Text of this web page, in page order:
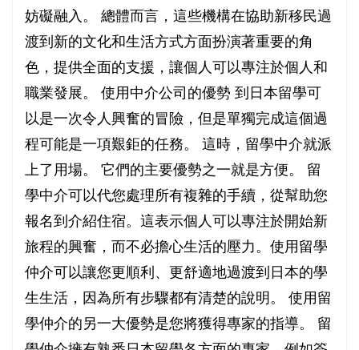
妨礙融入。 總體而言，這些機構在協助新移民過
渡到新的文化和生活方式方面扮演著重要的角
色，提供全面的支援，讓個人可以專注於個人和
職業發展。 使用中介公司的優勢 到日本留學可
以是一次令人興奮的冒險，但是單獨完成這個過
程可能是一項艱鉅的任務。 這時，留學中介就派
上了用場。 它們的主要優勢之一就是方便。 留
學中介可以代您處理所有複雜的手續，從幫助您
報名到介紹住宿。這表示個人可以專注於開始新
旅程的興奮，而不必擔心生活的壓力。使用留學
仲介可以讓您更順利、更舒適地過渡到日本的學
生生活，因為所有步驟都有清楚的說明。 使用留
學仲介的另一大優勢是您將獲得專家的指導。 留